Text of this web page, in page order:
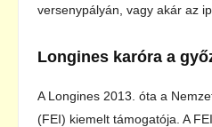
versenypályán, vagy akár az
Longines karóra a
A Longines 2013. óta a
(FEI) kiemelt támogatója. A